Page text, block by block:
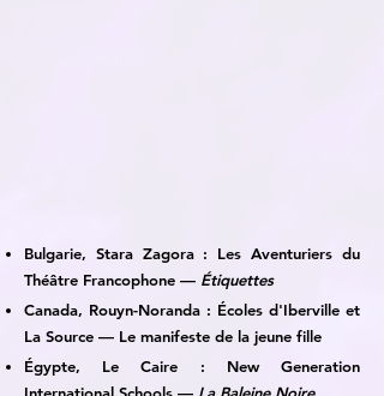
Bulgarie, Stara Zagora : Les Aventuriers du
Théâtre Francophone — Étiquettes
Canada, Rouyn-Noranda : Écoles d'Iberville et
La Source — Le manifeste de la jeune fille
Égypte, Le Caire : New Generation